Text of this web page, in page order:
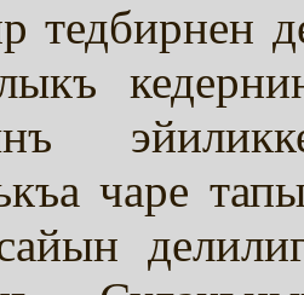
тедбирнен
чаре